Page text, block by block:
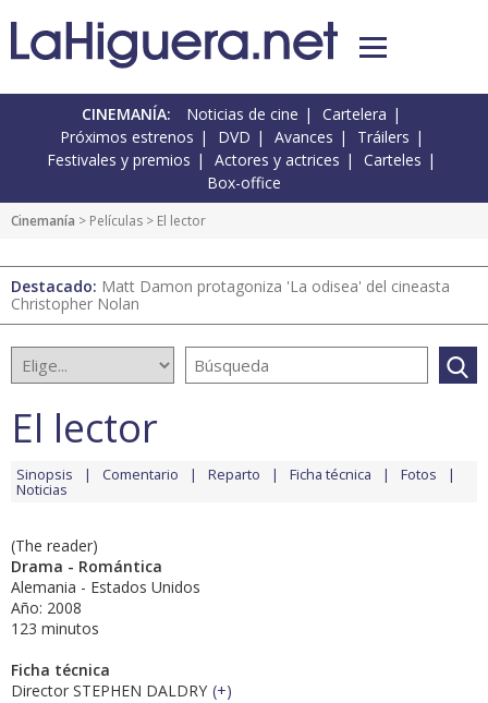
CINEMANÍA: Noticias de cine
Cartelera
Próximos estrenos
DVD Avances
Tráilers
Festivales y premios
Actores y actrices
Carteles
Box-office
Cinemanía > Películas > El lector
Destacado: Matt Damon protagoniza 'La odisea' del cineasta
Christopher Nolan
El lector
Sinopsis Comentario Reparto Ficha técnica Fotos
Noticias
(The reader)
Drama - Romántica
Alemania - Estados Unidos
Año: 2008
123 minutos
Ficha técnica
Director STEPHEN DALDRY (+)